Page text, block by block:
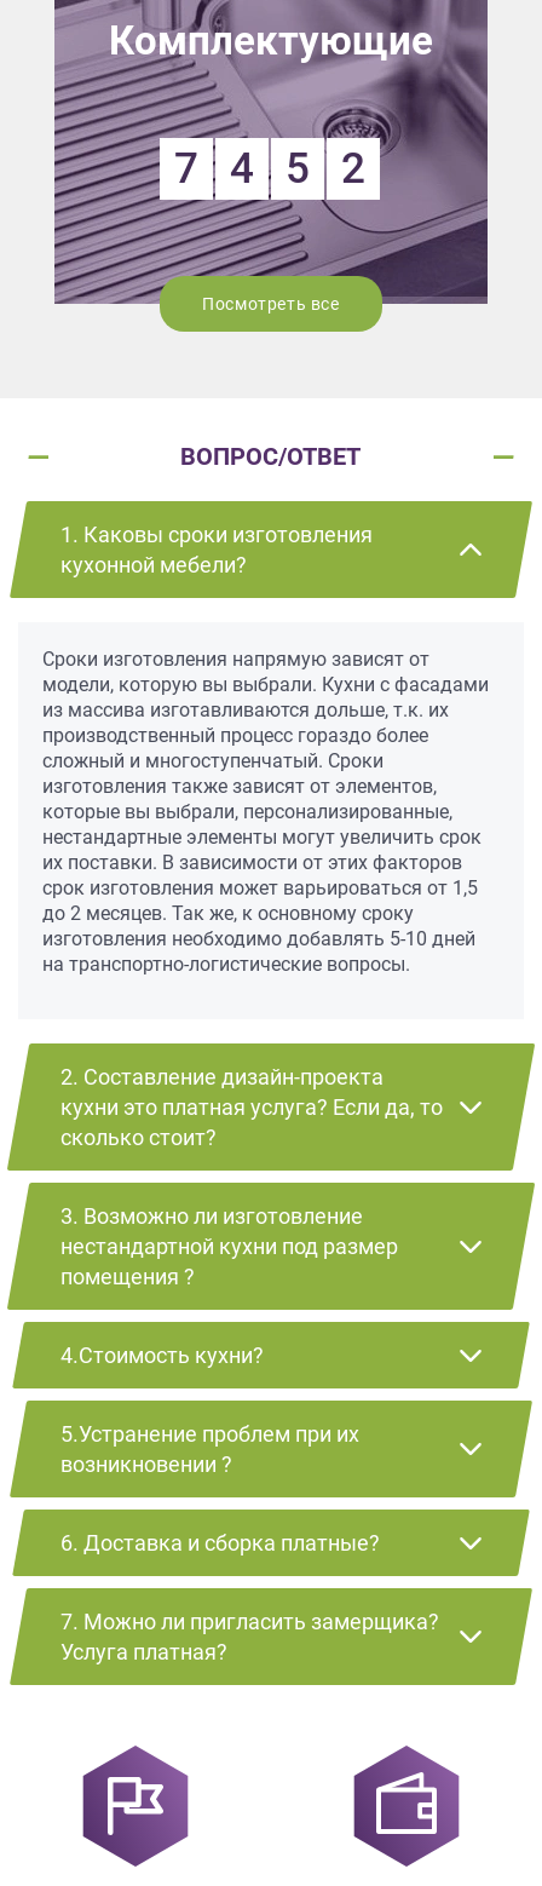
Комплектующие
7 4 5 2
Посмотреть все
ВОПРОС/ОТВЕТ
1. Каковы сроки изготовления
кухонной мебели?
Сроки изготовления напрямую зависят от
модели, которую вы выбрали. Кухни с фасадами
из массива изготавливаются дольше, т.к. их
производственный процесс гораздо более
сложный и многоступенчатый. Сроки
изготовления также зависят от элементов,
которые вы выбрали, персонализированные,
нестандартные элементы могут увеличить срок
их поставки. В зависимости от этих факторов
срок изготовления может варьироваться от 1,5
до 2 месяцев. Так же, к основному сроку
изготовления необходимо добавлять 5-10 дней
на транспортно-логистические вопросы.
2. Составление дизайн-проекта
кухни это платная услуга? Если да, то
сколько стоит?
3. Возможно ли изготовление
нестандартной кухни под размер
помещения ?
4.Стоимость кухни?
5.Устранение проблем при их
возникновении ?
6. Доставка и сборка платные?
7. Можно ли пригласить замерщика?
Услуга платная?